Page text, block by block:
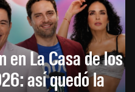
en La Casa de los
así quedó la